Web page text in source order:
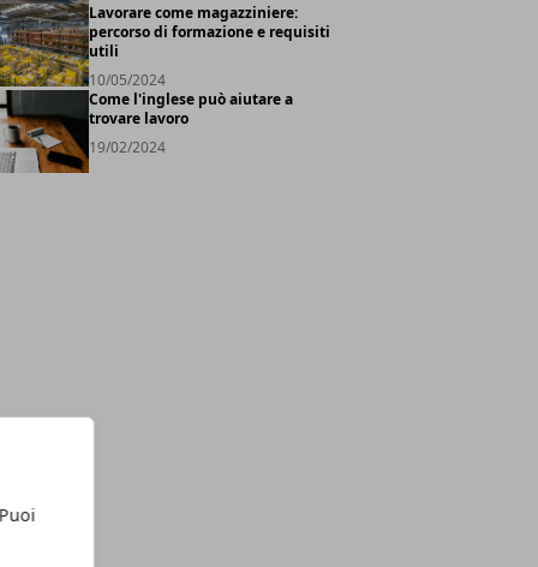
Lavorare come magazziniere:
percorso di formazione e requisiti
utili
10/05/2024
Come l'inglese può aiutare a
trovare lavoro
19/02/2024